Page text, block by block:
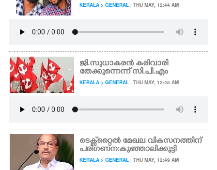
KERALA > GENERAL | THU MAY, 12:44 AM
ജി.സുധാകരൻ കരിവാരി
തേക്കുന്നെന്ന് സി.പി.എം
KERALA > GENERAL | THU MAY, 12:45 AM
ടെക്സ്‌റ്റൈൽ മേഖല വികസനത്തിന്
പരിഗണന:കുഞ്ഞാലിക്കുട്ടി
KERALA > GENERAL | THU MAY, 12:49 AM